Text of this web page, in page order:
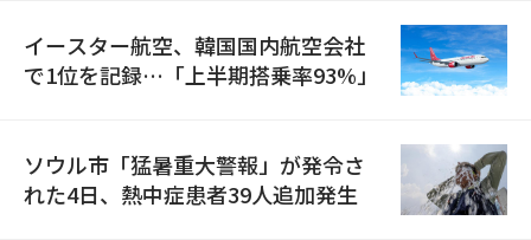
イースター航空、韓国国内航空会社
で1位を記録…「上半期搭乗率93%」
ソウル市「猛暑重大警報」が発令さ
れた4日、熱中症患者39人追加発生